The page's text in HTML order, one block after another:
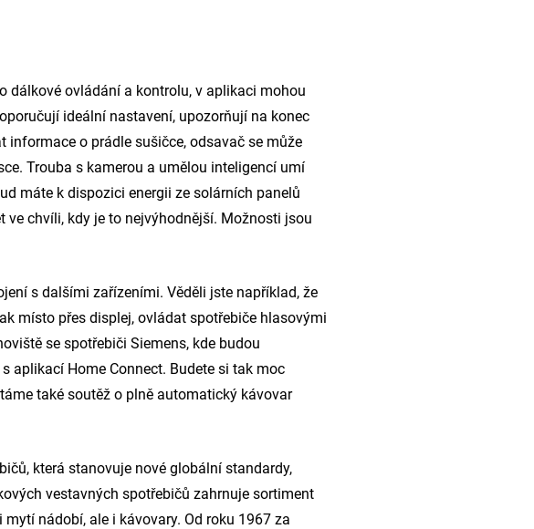
dálkové ovládání a kontrolu, v aplikaci mohou
ideální nastavení, upozorňují na konec
informace o prádle sušičce, odsavač se může
Trouba s kamerou a umělou inteligencí umí
máte k dispozici energii ze solárních panelů
chvíli, kdy je to nejvýhodnější. Možnosti jsou
s dalšími zařízeními. Věděli jste například, že
místo přes displej, ovládat spotřebiče hlasovými
se spotřebiči Siemens, kde budou
aplikací Home Connect. Budete si tak moc
také soutěž o plně automatický kávovar
která stanovuje nové globální standardy,
vestavných spotřebičů zahrnuje sortiment
nádobí, ale i kávovary. Od roku 1967 za